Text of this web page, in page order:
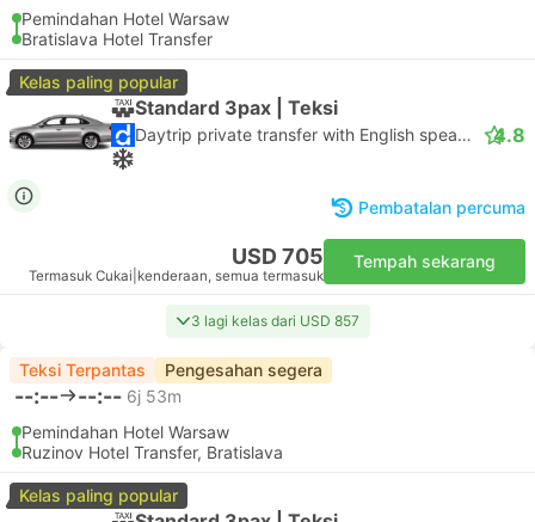
Pemindahan Hotel Warsaw
Bratislava Hotel Transfer
Kelas paling popular
Standard 3pax | Teksi
Daytrip private transfer with English speaking driver 4.8
Pembatalan percuma
USD 705
Termasuk Cukai kenderaan, semua termasuk
Tempah sekarang
3 lagi kelas dari USD 857
Teksi Terpantas Pengesahan segera
--:-- --:-- 6j 53m
Pemindahan Hotel Warsaw
Ruzinov Hotel Transfer, Bratislava
Kelas paling popular